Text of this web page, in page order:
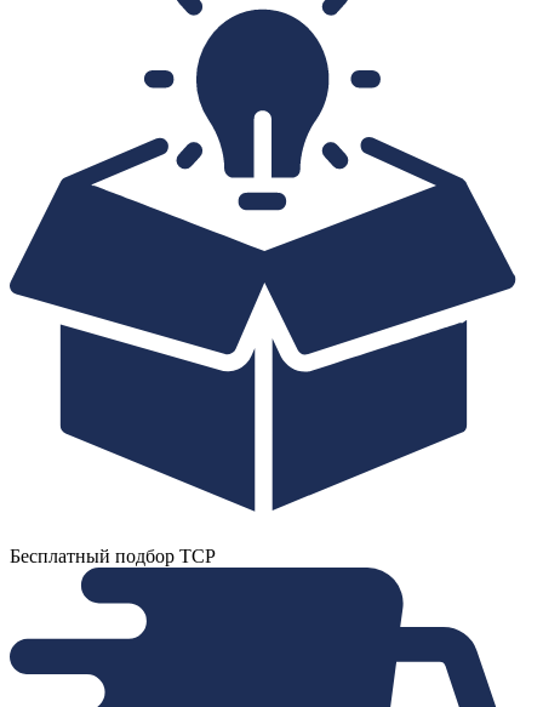
Бесплатный подбор ТСР